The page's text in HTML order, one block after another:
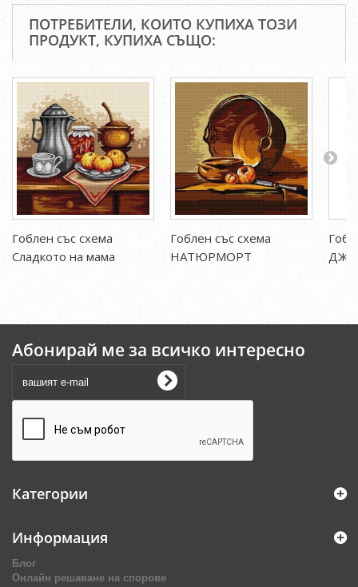
ПОТРЕБИТЕЛИ, КОИТО КУПИХА ТОЗИ
ПРОДУКТ, КУПИХА СЪЩО:
Гоблен със схема
Сладкото на мама
Гоблен със схема
НАТЮРМОРТ
Абонирай ме за всичко интересно
Категории
Информация
Блог
Онлайн решаване на спорове